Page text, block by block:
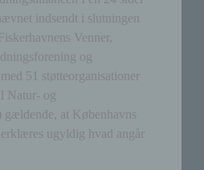
indsendt i slutningen
Venner,
og
51 støtteorganisationer
Natur- og
gældende, at Københavns
ugyldig hvad angår